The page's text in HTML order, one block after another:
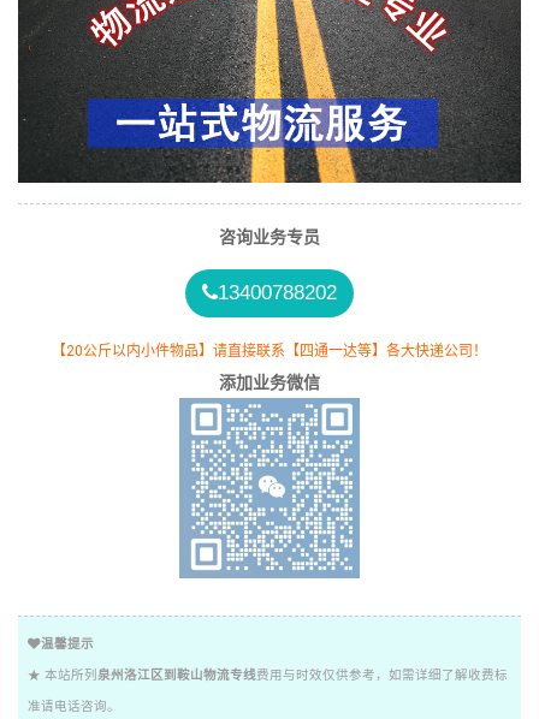
咨询业务专员
13400788202
【20公斤以内小件物品】请直接联系【四通一达等】各大快递公司！
添加业务微信
温馨提示
★ 本站所列 泉州洛江区到鞍山物流专线费用与时效仅供参考，如需详细了解收费标
准请电话咨询。